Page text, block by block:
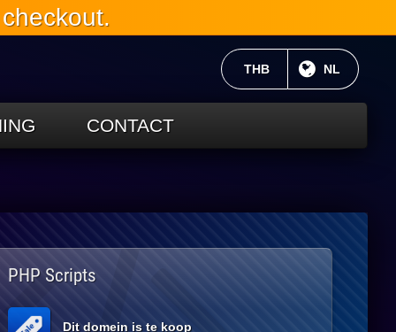
HUIDIGE
NL
HUIDIGE VALUTA:
THB
CONTACT
PHP Scripts
Dit domein is te koop